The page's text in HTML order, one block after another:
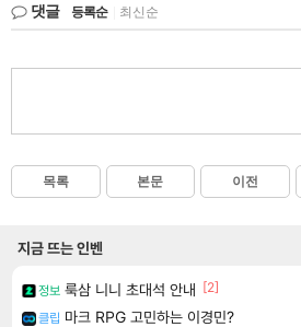
댓글 등록순 최신순
목록 본문 이전
지금 뜨는 인벤
정보 룩삼 니니 초대석 안내 [2]
클립 마크 RPG 고민하는 이경민?